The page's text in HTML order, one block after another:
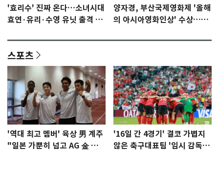
'효리수' 진짜 온다…소녀시대
효연·유리·수영 유닛 출격 [N
양자경, 부산국제영화제 '올해
의 아시아영화인상' 수상…15
스포츠
'역대 최고 멤버' 육상 男 계주
"일본 가뿐히 넘고 AG 金 따겠
'16일 간 4경기' 결코 가볍지
않은 축구대표팀 '임시 감독'